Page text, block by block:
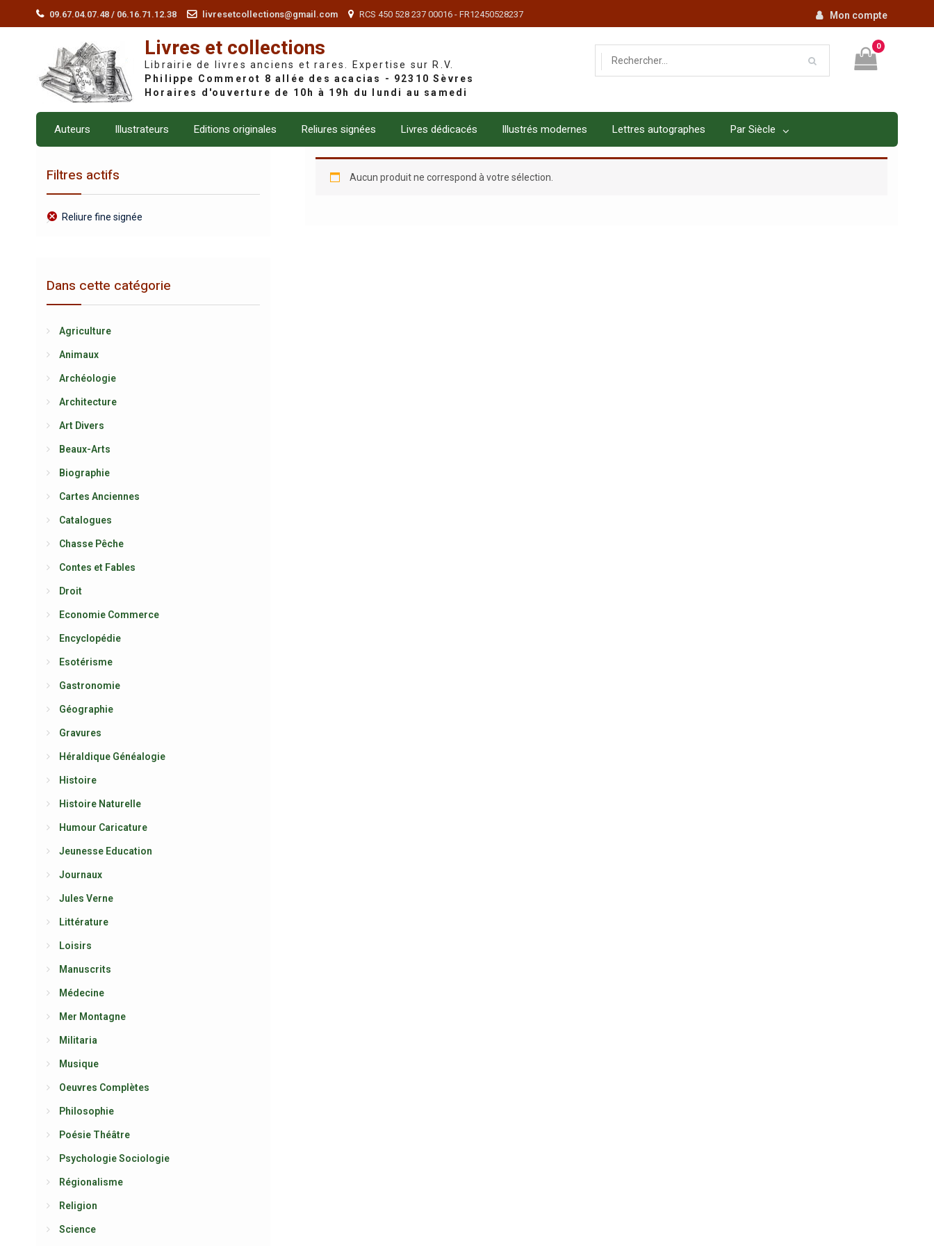
09.67.04.07.48 / 06.16.71.12.38 livresetcollections@gmail.com RCS 450 528 237 00016 - FR12450528237 Mon compte
Livres et collections
Librairie de livres anciens et rares. Expertise sur R.V.
0
Auteurs Illustrateurs Editions originales Reliures signées Livres dédicacés Illustrés modernes Lettres autographes Par Siècle
Aucun produit ne correspond à votre sélection.
Filtres actifs
Reliure fine signée
Dans cette catégorie
Agriculture
Animaux
Archéologie
Architecture
Art Divers
Beaux-Arts
Biographie
Cartes Anciennes
Catalogues
Chasse Pêche
Contes et Fables
Droit
Economie Commerce
Encyclopédie
Esotérisme
Gastronomie
Géographie
Gravures
Héraldique Généalogie
Histoire
Histoire Naturelle
Humour Caricature
Jeunesse Education
Journaux
Jules Verne
Littérature
Loisirs
Manuscrits
Médecine
Mer Montagne
Militaria
Musique
Oeuvres Complètes
Philosophie
Poésie Théâtre
Psychologie Sociologie
Régionalisme
Religion
Science